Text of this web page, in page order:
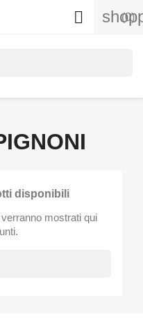
(0)

disponibili
mostrati qui